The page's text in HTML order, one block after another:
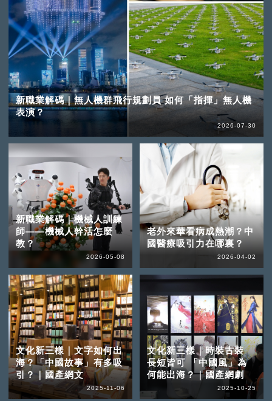
新職業解碼｜無人機群飛行規劃員 如何「指揮」無人機
表演？
2026-07-30
新職業解碼｜機械人訓練
師——機械人幹活怎麼
教？
2026-05-08
老外來華看病成熱潮？中
國醫療吸引力在哪裏？
2026-04-02
文化新三樣｜文字如何出
海？「中國故事」有多吸
引？｜國產網文
2025-11-06
文化新三樣｜時裝古裝
長短皆可 「中國風」為
何能出海？｜國產網劇
2025-10-25